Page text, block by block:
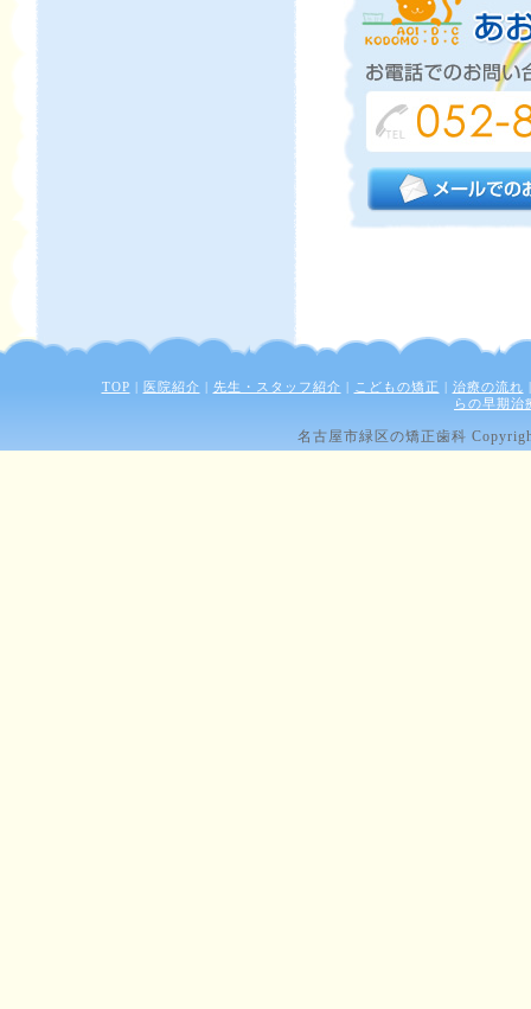
TOP | 医院紹介 | 先生・スタッフ紹介 | こどもの矯正 | 治療の流れ |
らの早期治
名古屋市緑区の矯正歯科